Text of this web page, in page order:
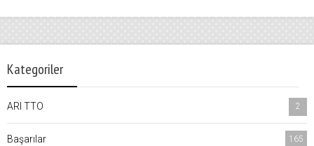
Kategoriler
ARI TTO 2
Başarılar 165